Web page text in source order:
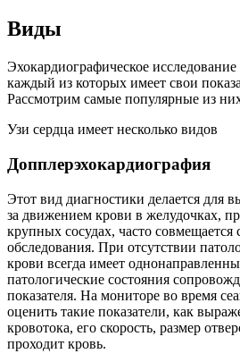
Виды
Эхокардиографическое
каждый из которых имеет свои
Рассмотрим самые популярные из
Узи сердца имеет несколько видов
Допплерэхокардиография
Этот вид диагностики делается для
за движением крови в желудочках,
крупных сосудах, часто
обследования. При отсутствии
крови всегда имеет
патологические состояния
показателя. На мониторе во время
оценить такие показатели, как
кровотока, его скорость, размер
проходит кровь.